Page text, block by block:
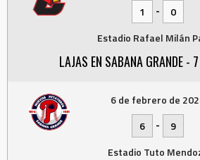
1
-
0
Estadio Rafael Milán
LAJAS EN SABANA GRANDE - 7
6 de febrero de
6
-
9
Estadio Tuto